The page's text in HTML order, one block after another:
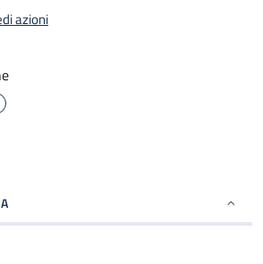
azioni